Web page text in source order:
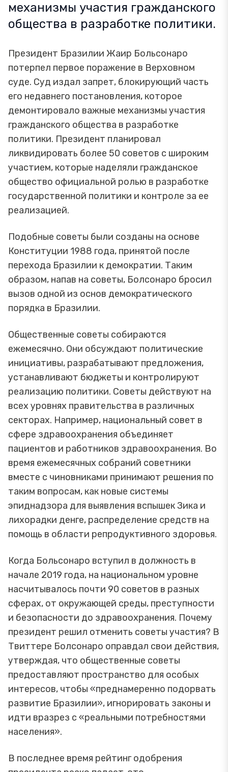
механизмы участия гражданского
общества в разработке политики.
Президент Бразилии Жаир Больсонаро
потерпел первое поражение в Верховном
суде. Суд издал запрет, блокирующий часть
его недавнего постановления, которое
демонтировало важные механизмы участия
гражданского общества в разработке
политики. Президент планировал
ликвидировать более 50 советов с широким
участием, которые наделяли гражданское
общество официальной ролью в разработке
государственной политики и контроле за ее
реализацией.
Подобные советы были созданы на основе
Конституции 1988 года, принятой после
перехода Бразилии к демократии. Таким
образом, напав на советы, Болсонаро бросил
вызов одной из основ демократического
порядка в Бразилии.
Общественные советы собираются
ежемесячно. Они обсуждают политические
инициативы, разрабатывают предложения,
устанавливают бюджеты и контролируют
реализацию политики. Советы действуют на
всех уровнях правительства в различных
секторах. Например, национальный совет в
сфере здравоохранения объединяет
пациентов и работников здравоохранения. Во
время ежемесячных собраний советники
вместе с чиновниками принимают решения по
таким вопросам, как новые системы
эпиднадзора для выявления вспышек Зика и
лихорадки денге, распределение средств на
помощь в области репродуктивного здоровья.
Когда Больсонаро вступил в должность в
начале 2019 года, на национальном уровне
насчитывалось почти 90 советов в разных
сферах, от окружающей среды, преступности
и безопасности до здравоохранения. Почему
президент решил отменить советы участия? В
Твиттере Болсонаро оправдал свои действия,
утверждая, что общественные советы
предоставляют пространство для особых
интересов, чтобы «преднамеренно подорвать
развитие Бразилии», игнорировать законы и
идти вразрез с «реальными потребностями
населения».
В последнее время рейтинг одобрения